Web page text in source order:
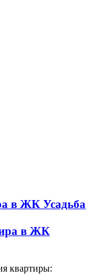
в ЖК Усадьба
квартиры: